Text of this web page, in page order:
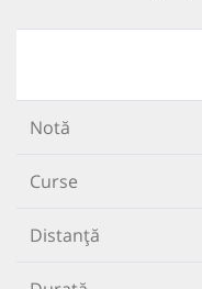
Notă
Curse
Distanță